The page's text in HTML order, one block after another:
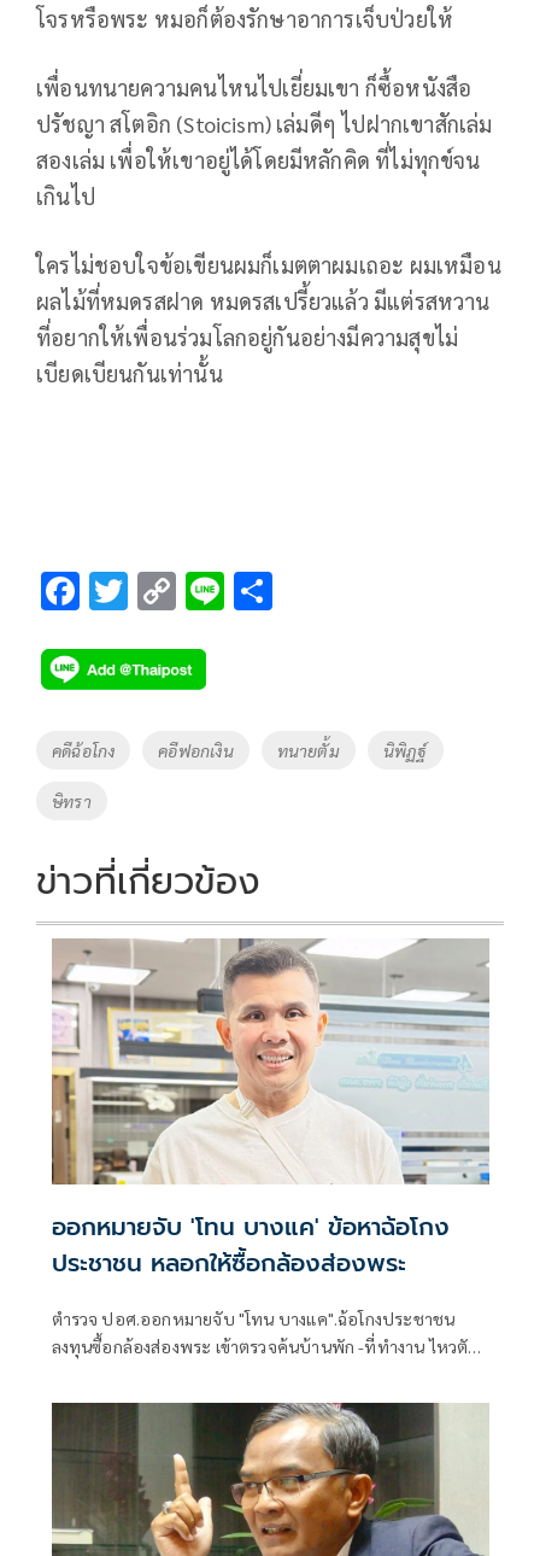
โจรหรือพระ หมอก็ต้องรักษาอาการเจ็บป่วยให้
เพื่อนทนายความคนไหนไปเยี่ยมเขา ก็ซื้อหนังสือ
ปรัชญา สโตอิก (Stoicism) เล่มดีๆ ไปฝากเขาสักเล่ม
สองเล่ม เพื่อให้เขาอยู่ได้โดยมีหลักคิด ที่ไม่ทุกข์จน
เกินไป
ใครไม่ชอบใจข้อเขียนผมก็เมตตาผมเถอะ ผมเหมือน
ผลไม้ที่หมดรสฝาด หมดรสเปรี้ยวแล้ว มีแต่รสหวาน
ที่อยากให้เพื่อนร่วมโลกอยู่กันอย่างมีความสุขไม่
เบียดเบียนกันเท่านั้น
F
e
b
o
k
T
tt
er
C
p
y
Li
Li
Tags
คดีฉ้อโกง คอีฟอกเงิน ทนายตั้ม นิพิฏฐ์
ษิทรา
ข่าวที่เกี่ยวข้อง
ออกหมายจับ 'โทน บางแค' ข้อหาฉ้อโกง
ประชาชน หลอกให้ซื้อกล้องส่องพระ
ตำรวจ ปอศ.ออกหมายจับ "โทน บางแค".ฉ้อโกงประชาชน
ลงทุนซื้อกล้องส่องพระ เข้าตรวจค้นบ้านพัก -ที่ทำงาน ไหวตัว